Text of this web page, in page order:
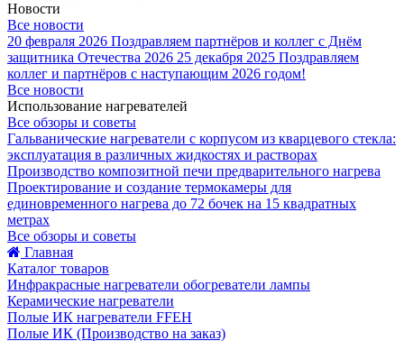
Новости
Все новости
20 февраля 2026 Поздравляем партнёров и коллег с Днём
защитника Отечества 2026 25 декабря 2025 Поздравляем
коллег и партнёров с наступающим 2026 годом!
Все новости
Использование нагревателей
Все обзоры и советы
Гальванические нагреватели с корпусом из кварцевого стекла:
эксплуатация в различных жидкостях и растворах
Производство композитной печи предварительного нагрева
Проектирование и создание термокамеры для
единовременного нагрева до 72 бочек на 15 квадратных
метрах
Все обзоры и советы
Главная
Каталог товаров
Инфракрасные нагреватели обогреватели лампы
Керамические нагреватели
Полые ИК нагреватели FFEH
Полые ИК (Производство на заказ)